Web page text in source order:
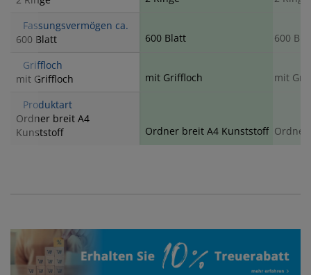
Fassungsvermögen ca.
600 Blatt
600 Blatt 600
Griffloch
mit Griffloch
mit Griffloch mit
Produktart
Ordner breit A4
Kunststoff
Ordner breit A4 Kunststoff Ordner